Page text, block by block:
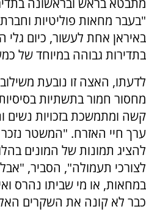
מתבטא בראש ובראשונה
"בעבר מחאות פוליטיות
באיראן אחת לעשור, כיום
בתדירות גבוהה במיוחד של
לדעתו, האצה זו נובעת
מחסור חמור בתשתיות
קשה ומתמשכת בזכויות נשים
ערך חיי האזרח. "המשטר
להציג תמונות של המונים
לצורכי תעמולה", הסביר,
במחאות, או מי שביתו נהרס
כבר לא קונה את השקרים